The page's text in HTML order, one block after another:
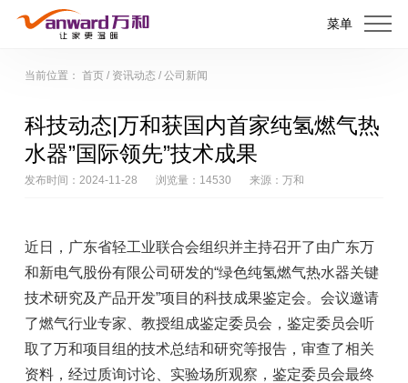
菜单
当前位置： 首页/ 资讯动态 / 公司新闻
科技动态|万和获国内首家纯氢燃气热
水器”国际领先”技术成果
发布时间：2024-11-28 浏览量：14530 来源：万和
近日，广东省轻工业联合会组织并主持召开了由广东万
和新电气股份有限公司研发的“绿色纯氢燃气热水器关键
技术研究及产品开发”项目的科技成果鉴定会。会议邀请
了燃气行业专家、教授组成鉴定委员会，鉴定委员会听
取了万和项目组的技术总结和研究等报告，审查了相关
资料，经过质询讨论、实验场所观察，鉴定委员会最终